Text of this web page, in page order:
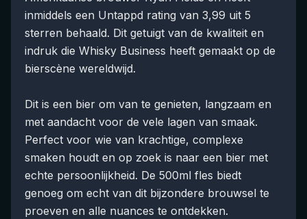
inmiddels een Untappd rating van 3,99 uit 5
sterren behaald. Dit getuigt van de kwaliteit en
indruk die Whisky Business heeft gemaakt op de
bierscène wereldwijd.
Dit is een bier om van te genieten, langzaam en
met aandacht voor de vele lagen van smaak.
Perfect voor wie van krachtige, complexe
smaken houdt en op zoek is naar een bier met
echte persoonlijkheid. De 500ml fles biedt
genoeg om echt van dit bijzondere brouwsel te
proeven en alle nuances te ontdekken.